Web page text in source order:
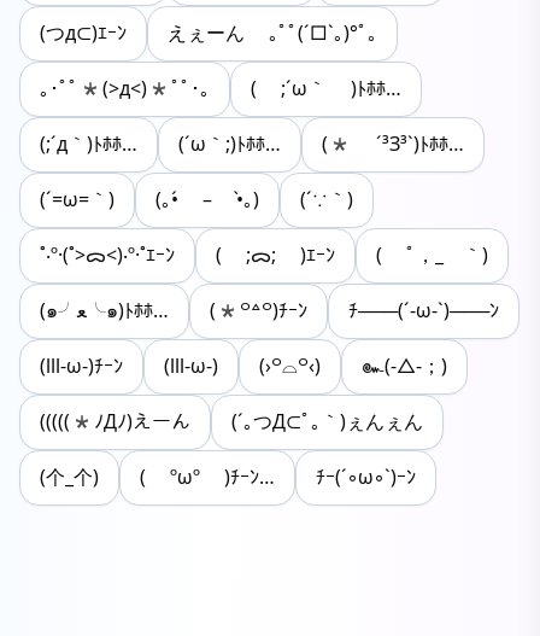
(つд⊂)ｴｰﾝ えぇーん ｡ﾟﾟ(´□`｡)°ﾟ｡
｡･ﾟﾟ*(>д<)*ﾟﾟ･｡ ( ;´ω｀ )ﾄﾎﾎ…
(;´д｀)ﾄﾎﾎ… (´ω｀;)ﾄﾎﾎ… (* ´³З³`)ﾄﾎﾎ…
(´=ω=｀) (｡•́ – •̀｡) (´∵｀)
˚‧º·(˚>ᯅ<)‧º·˚ｴｰﾝ ( ;ᯅ; )ｴｰﾝ ( ﾟ，_ゝ｀)
(๑╯ﻌ╰๑)ﾄﾎﾎ… (*꒪꒫꒪)ﾁｰﾝ ﾁ───(´-ω-`)───ﾝ
(lll-ω-)ﾁｰﾝ (lll-ω-) (›꒪⌓︎꒪‹) ๛(-△-；)
(((((*ﾉДﾉ)えーん (´｡つД⊂ﾟ｡｀)ぇんぇん
(个_个) ( ºωº )ﾁｰﾝ… ﾁｰ(´◦ω◦`)ｰﾝ